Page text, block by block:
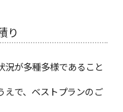
り
況が多種多様であること
えで、ベストプランのご